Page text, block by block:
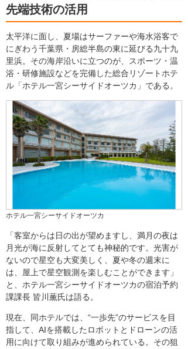
先端技術の活用
太平洋に面し、夏場はサーファーや海水浴客で
にぎわう千葉県・房総半島の東に延びる九十九
里浜。その海岸沿いに立つのが、スポーツ・温
浴・研修施設などを完備した総合リゾートホテ
ル「ホテル一宮シーサイドオーツカ」である。
ホテル一宮シーサイドオーツカ
「客室からは日の出が望めますし、満月の夜は
月光が海に反射してとても神秘的です。光害が
ないので星空も大変美しく、夏や冬の週末に
は、屋上で星空観測を楽しむことができます」
と、ホテル一宮シーサイドオーツカの宿泊予約
課課長 皆川薫氏は語る。
現在、同ホテルでは、“一歩先”のサービスを目
指して、AIを搭載したロボットとドローンの活
用に向けて取り組みが進められている。その狙